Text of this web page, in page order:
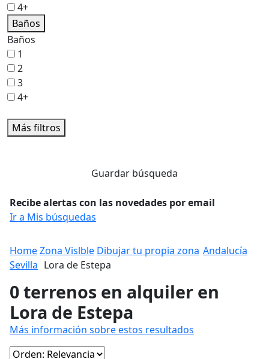
4+
Baños
Baños
1
2
3
4+
Más filtros
Guardar búsqueda
Recibe alertas con las novedades por email
Ir a Mis búsquedas
HomeZona Vislble Dibujar tu propia zona Andalucía
Sevilla Lora de Estepa
0 terrenos en alquiler en
Lora de Estepa
Más información sobre estos resultados